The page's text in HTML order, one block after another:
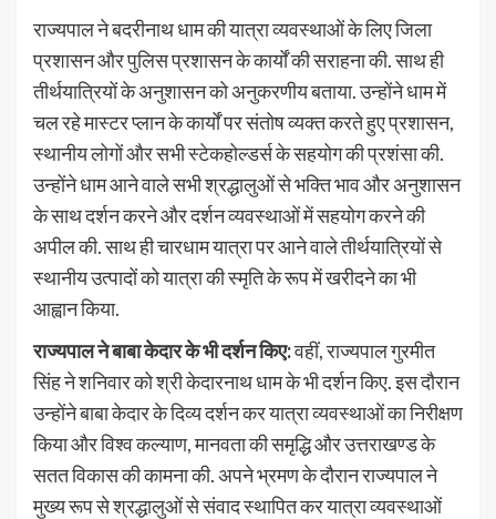
राज्यपाल ने बदरीनाथ धाम की यात्रा व्यवस्थाओं के लिए जिला
प्रशासन और पुलिस प्रशासन के कार्यों की सराहना की. साथ ही
तीर्थयात्रियों के अनुशासन को अनुकरणीय बताया. उन्होंने धाम में
चल रहे मास्टर प्लान के कार्यों पर संतोष व्यक्त करते हुए प्रशासन,
स्थानीय लोगों और सभी स्टेकहोल्डर्स के सहयोग की प्रशंसा की.
उन्होंने धाम आने वाले सभी श्रद्धालुओं से भक्ति भाव और अनुशासन
के साथ दर्शन करने और दर्शन व्यवस्थाओं में सहयोग करने की
अपील की. साथ ही चारधाम यात्रा पर आने वाले तीर्थयात्रियों से
स्थानीय उत्पादों को यात्रा की स्मृति के रूप में खरीदने का भी
आह्वान किया.
राज्यपाल ने बाबा केदार के भी दर्शन किए:वहीं, राज्यपाल गुरमीत
सिंह ने शनिवार को श्री केदारनाथ धाम के भी दर्शन किए. इस दौरान
उन्होंने बाबा केदार के दिव्य दर्शन कर यात्रा व्यवस्थाओं का निरीक्षण
किया और विश्व कल्याण, मानवता की समृद्धि और उत्तराखण्ड के
सतत विकास की कामना की. अपने भ्रमण के दौरान राज्यपाल ने
मुख्य रूप से श्रद्धालुओं से संवाद स्थापित कर यात्रा व्यवस्थाओं